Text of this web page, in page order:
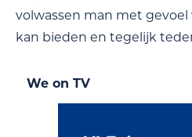
volwassen man met
kan bieden en tegelijk
We on TV